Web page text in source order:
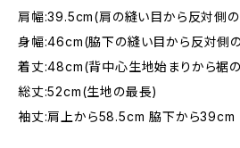
肩幅:39.5cm(肩の縫い目から反対側
身幅:46cm(脇下の縫い目から反対側
着丈:48cm(背中心生地始まりから裾
総丈:52cm(生地の最長)
袖丈:肩上から58.5cm 脇下から39cm